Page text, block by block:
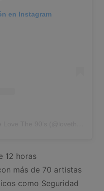
en Instagram
12 horas
más de 70 artistas
como Seguridad